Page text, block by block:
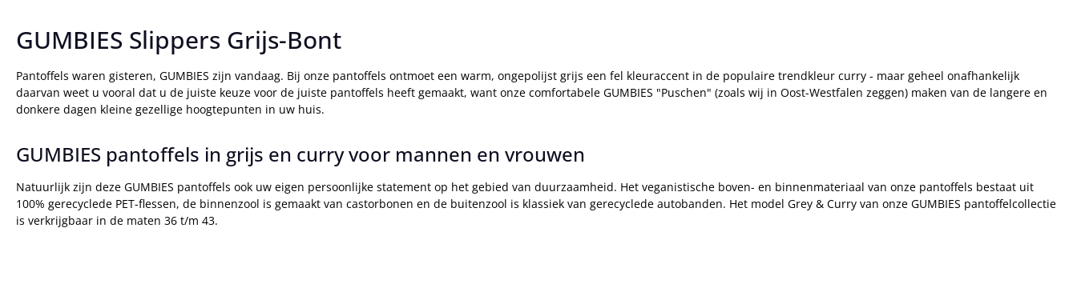
GUMBIES Slippers Grijs-Bont
Pantoffels waren gisteren, GUMBIES zijn vandaag. Bij onze pantoffels ontmoet een warm, ongepolijst grijs een fel kleuraccent in de populaire trendkleur curry - maar geheel onafhankelijk
daarvan weet u vooral dat u de juiste keuze voor de juiste pantoffels heeft gemaakt, want onze comfortabele GUMBIES "Puschen" (zoals wij in Oost-Westfalen zeggen) maken van de langere en
donkere dagen kleine gezellige hoogtepunten in uw huis.
GUMBIES pantoffels in grijs en curry voor mannen en vrouwen
Natuurlijk zijn deze GUMBIES pantoffels ook uw eigen persoonlijke statement op het gebied van duurzaamheid. Het veganistische boven- en binnenmateriaal van onze pantoffels bestaat uit
100% gerecyclede PET-flessen, de binnenzool is gemaakt van castorbonen en de buitenzool is klassiek van gerecyclede autobanden. Het model Grey & Curry van onze GUMBIES pantoffelcollectie
is verkrijgbaar in de maten 36 t/m 43.